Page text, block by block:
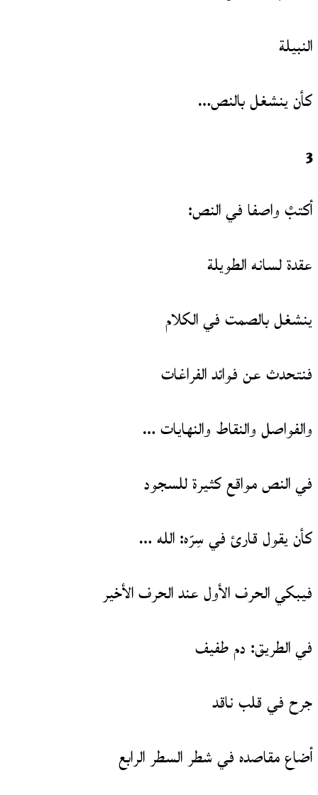
النبيلة
كأن ينشغل بالنص…
3
أكتبْ واصفا في النص:
عقدة لسانه الطويلة
ينشغل بالصمت في الكلام
فنتحدث عن فوائد الفراغات
والفواصل والنقاط والنهايات …
في النص مواقع كثيرة للسجود
كأن يقول قارئ في سِرّه: الله …
فيبكي الحرف الأول عند الحرف الأخير
في الطريق: دم طفيف
جرح في قلب ناقد
أضاع مقاصده في شطر السطر الرابع